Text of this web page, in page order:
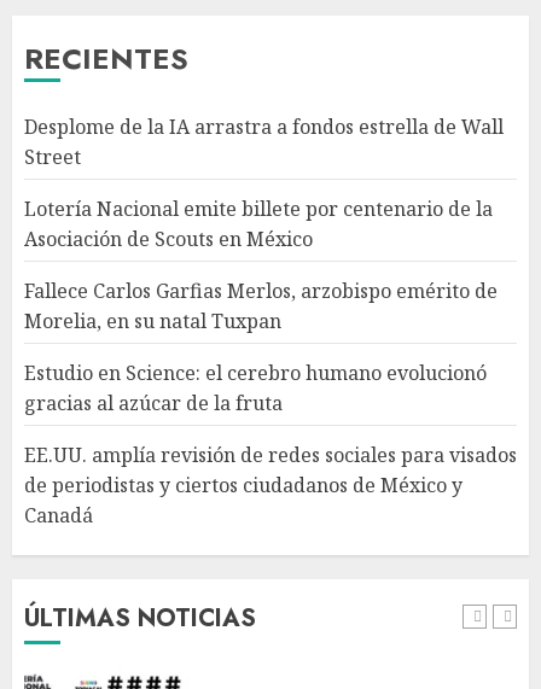
RECIENTES
Desplome de la IA arrastra a fondos estrella de Wall
Street
Lotería Nacional emite billete por centenario de la
Asociación de Scouts en México
Fallece Carlos Garfias Merlos, arzobispo emérito de
Morelia, en su natal Tuxpan
Estudio en Science: el cerebro humano evolucionó
gracias al azúcar de la fruta
EE.UU. amplía revisión de redes sociales para visados
de periodistas y ciertos ciudadanos de México y
Canadá
ÚLTIMAS NOTICIAS
3
4
humano evolucionó gracias al
azúcar de la fruta
AGOSTO 7, 2026
EE.UU. amplía revisión de
periodistas y ciertos
ciudadanos de México y
Canadá
AGOSTO 7, 2026
1
fondos estrella de Wall Street